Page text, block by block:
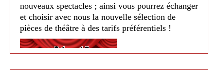
nouveaux spectacles ; ainsi vous pourrez échanger
et choisir avec nous la nouvelle sélection de
pièces de théâtre à des tarifs préférentiels !